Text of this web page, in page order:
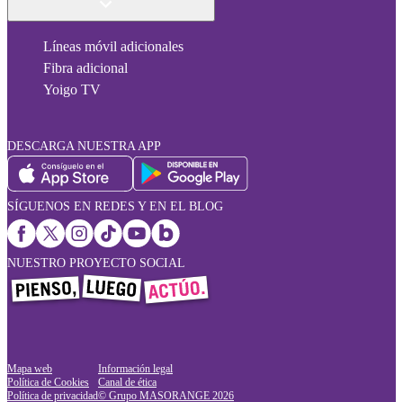
Líneas móvil adicionales
Fibra adicional
Yoigo TV
DESCARGA NUESTRA APP
SÍGUENOS EN REDES Y EN EL BLOG
NUESTRO PROYECTO SOCIAL
Mapa web
Política de Cookies
Política de privacidad
Información legal
Canal de ética
© Grupo MASORANGE 2026